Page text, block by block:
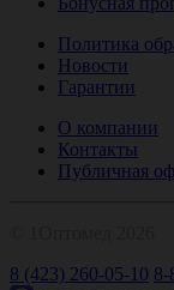
Политика
Новости
Гарантии
О компании
Контакты
Публичная
8 (423) 260-05-10 8-